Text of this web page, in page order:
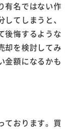
有名ではない作
てしまうと、
後悔するような
却を検討してみ
金額になるかも
ております。買